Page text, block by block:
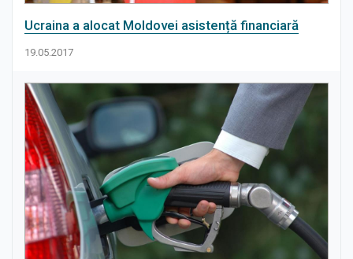
Ucraina a alocat Moldovei asistență financiară
19.05.2017